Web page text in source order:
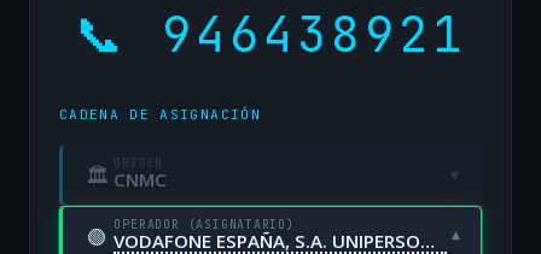
📞 946438921
CADENA DE ASIGNACIÓN
🏛 ORIGEN
CNMC ▾
🟢 OPERADOR (ASIGNATARIO)
VODAFONE ESPAÑA, S.A. UNIPERSONAL ▾